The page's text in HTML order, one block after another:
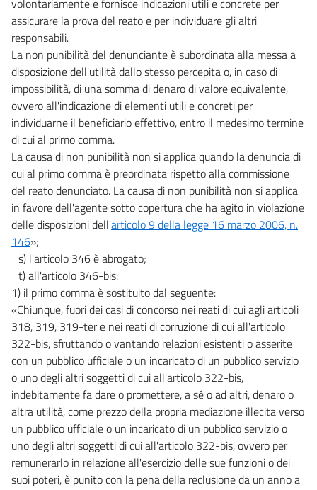
assicurare la prova del reato e per individuare gli altri
responsabili.
La non punibilità del denunciante è subordinata alla messa a
disposizione dell'utilità dallo stesso percepita o, in caso di
impossibilità, di una somma di denaro di valore equivalente,
ovvero all'indicazione di elementi utili e concreti per
individuarne il beneficiario effettivo, entro il medesimo termine
di cui al primo comma.
La causa di non punibilità non si applica quando la denuncia di
cui al primo comma è preordinata rispetto alla commissione
del reato denunciato. La causa di non punibilità non si applica
in favore dell'agente sotto copertura che ha agito in violazione
delle disposizioni dell'articolo 9 della legge 16 marzo 2006, n.
146»;
s) l'articolo 346 è abrogato;
t) all'articolo 346-bis:
1) il primo comma è sostituito dal seguente:
«Chiunque, fuori dei casi di concorso nei reati di cui agli articoli
318, 319, 319-ter e nei reati di corruzione di cui all'articolo
322-bis, sfruttando o vantando relazioni esistenti o asserite
con un pubblico ufficiale o un incaricato di un pubblico servizio
o uno degli altri soggetti di cui all'articolo 322-bis,
indebitamente fa dare o promettere, a sé o ad altri, denaro o
altra utilità, come prezzo della propria mediazione illecita verso
un pubblico ufficiale o un incaricato di un pubblico servizio o
uno degli altri soggetti di cui all'articolo 322-bis, ovvero per
remunerarlo in relazione all'esercizio delle sue funzioni o dei
suoi poteri, è punito con la pena della reclusione da un anno a